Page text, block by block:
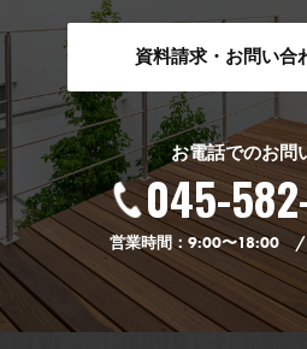
資料請求・お問い合
お電話でのお問
045-
営業時間：9:00〜18:00